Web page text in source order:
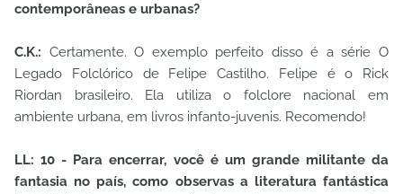
contemporâneas e urbanas?
C.K.: Certamente. O exemplo perfeito disso é a série O
Legado Folclórico de Felipe Castilho. Felipe é o Rick
Riordan brasileiro. Ela utiliza o folclore nacional em
ambiente urbana, em livros infanto-juvenis. Recomendo!
LL: 10 - Para encerrar, você é um grande militante da
fantasia no país, como observas a literatura fantástica